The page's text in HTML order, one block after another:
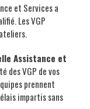
et Services a
Les VGP
Assistance et
des VGP de vos
prennent
impartis sans